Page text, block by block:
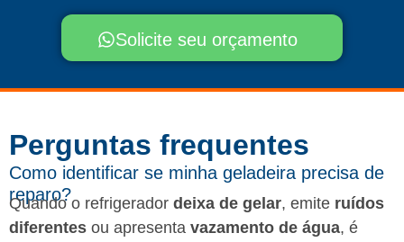
Solicite seu orçamento
Perguntas frequentes​
Como identificar se minha geladeira precisa de
reparo?
Quando o refrigerador deixa de gelar, emite ruídos
diferentes ou apresenta vazamento de água, é